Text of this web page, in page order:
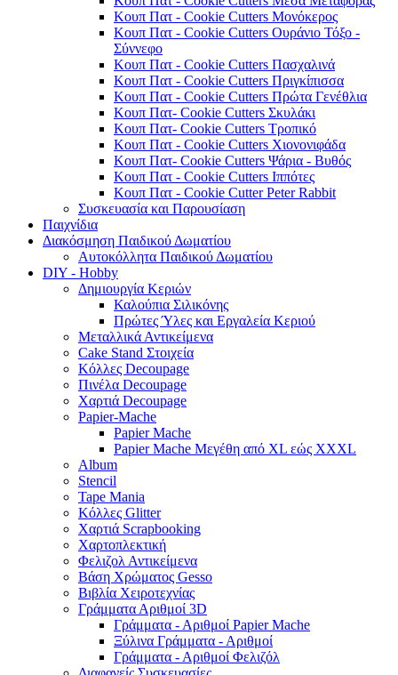
Κουπ Πατ - Cookie Cutters Μονόκερος
Κουπ Πατ - Cookie Cutters Ουράνιο Τόξο -
Σύννεφο
Κουπ Πατ - Cookie Cutters Πασχαλινά
Κουπ Πατ - Cookie Cutters Πριγκίπισσα
Κουπ Πατ - Cookie Cutters Πρώτα Γενέθλια
Κουπ Πατ- Cookie Cutters Σκυλάκι
Κουπ Πατ- Cookie Cutters Τροπικό
Κουπ Πατ - Cookie Cutters Χιονονιφάδα
Κουπ Πατ- Cookie Cutters Ψάρια - Βυθός
Κουπ Πατ - Cookie Cutters Ιππότες
Κουπ Πατ - Cookie Cutter Peter Rabbit
Συσκευασία και Παρουσίαση
Παιχνίδια
Διακόσμηση Παιδικού Δωματίου
Αυτοκόλλητα Παιδικού Δωματίου
DIY - Hobby
Δημιουργία Κεριών
Καλούπια Σιλικόνης
Πρώτες Ύλες και Εργαλεία Κεριού
Μεταλλικά Αντικείμενα
Cake Stand Στοιχεία
Κόλλες Decoupage
Πινέλα Decoupage
Χαρτιά Decoupage
Papier-Mache
Papier Mache
Papier Mache Μεγέθη από XL εώς XXXL
Album
Stencil
Tape Mania
Κόλλες Glitter
Χαρτιά Scrapbooking
Χαρτοπλεκτική
Φελιζολ Αντικείμενα
Βάση Χρώματος Gesso
Βιβλία Χειροτεχνίας
Γράμματα Αριθμοί 3D
Γράμματα - Αριθμοί Papier Mache
Ξύλινα Γράμματα - Αριθμοί
Γράμματα - Αριθμοί Φελιζόλ